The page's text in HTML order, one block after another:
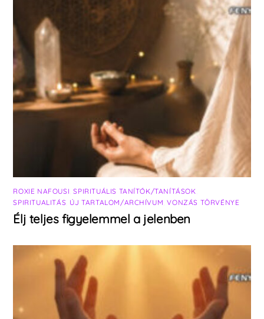
ROXIE NAFOUSI ,SPIRITUÁLIS TANÍTÓK/TANÍTÁSOK
SPIRITUALITÁS ÚJ TARTALOM/ARCHÍVUM ,VONZÁS TÖRVÉNYE
Élj teljes figyelemmel a jelenben